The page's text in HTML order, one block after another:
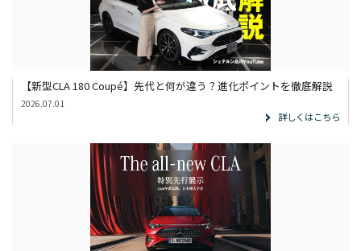
【新型CLA 180 Coupé】先代と何が違う？進化ポイントを徹底解説
2026.07.01
詳しくはこちら